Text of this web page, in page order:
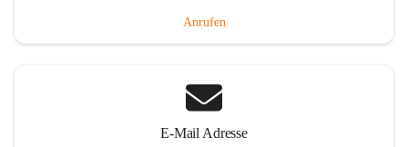
Anrufen
E-Mail Adresse